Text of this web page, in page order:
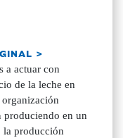
>
a actuar con
de la leche en
produciendo en un
la producción